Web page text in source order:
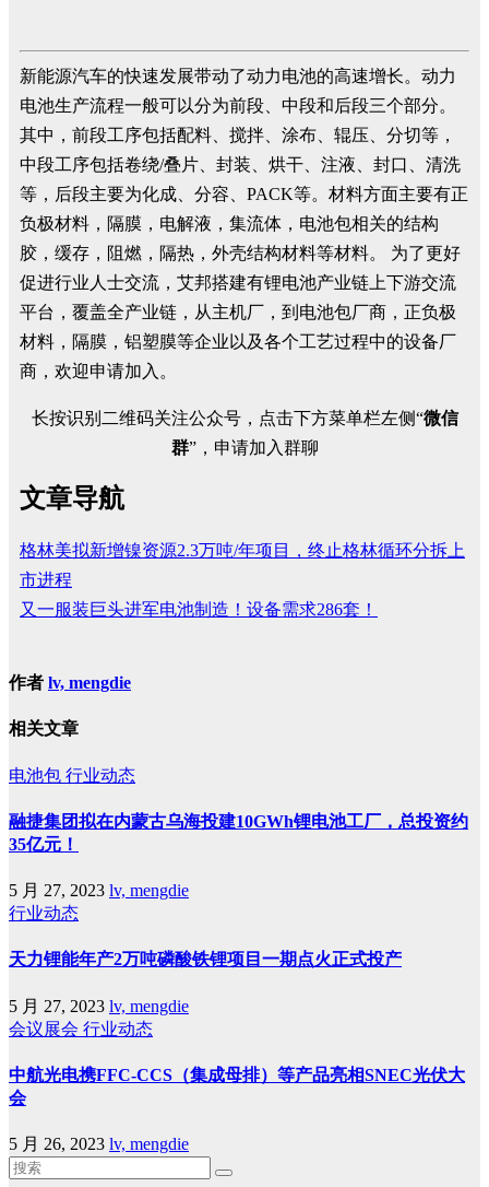
新能源汽车的快速发展带动了动力电池的高速增长。动力
电池生产流程一般可以分为前段、中段和后段三个部分。
其中，前段工序包括配料、搅拌、涂布、辊压、分切等，
中段工序包括卷绕/叠片、封装、烘干、注液、封口、清洗
等，后段主要为化成、分容、PACK等。材料方面主要有正
负极材料，隔膜，电解液，集流体，电池包相关的结构
胶，缓存，阻燃，隔热，外壳结构材料等材料。 为了更好
促进行业人士交流，艾邦搭建有锂电池产业链上下游交流
平台，覆盖全产业链，从主机厂，到电池包厂商，正负极
材料，隔膜，铝塑膜等企业以及各个工艺过程中的设备厂
商，欢迎申请加入。
长按识别二维码关注公众号，点击下方菜单栏左侧“微信
群”，申请加入群聊
文章导航
格林美拟新增镍资源2.3万吨/年项目，终止格林循环分拆上
市进程
又一服装巨头进军电池制造！设备需求286套！
作者 lv, mengdie
相关文章
电池包 行业动态
融捷集团拟在内蒙古乌海投建10GWh锂电池工厂，总投资约
35亿元！
5 月 27, 2023 lv, mengdie
行业动态
天力锂能年产2万吨磷酸铁锂项目一期点火正式投产
5 月 27, 2023 lv, mengdie
会议展会 行业动态
中航光电携FFC-CCS（集成母排）等产品亮相SNEC光伏大
会
5 月 26, 2023 lv, mengdie